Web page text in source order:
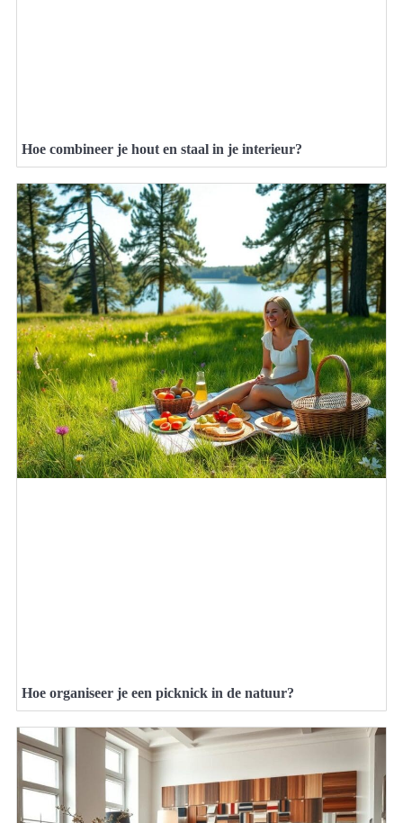
Hoe combineer je hout en staal in je interieur?
Hoe organiseer je een picknick in de natuur?